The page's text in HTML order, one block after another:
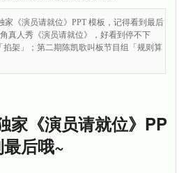
家《演员请就位》PPT 模板，记得看到最后
真人秀《演员请就位》，好看到停不下
架」；第二期陈凯歌叫板节目组「规则算
家《演员请就位》PP
后哦~